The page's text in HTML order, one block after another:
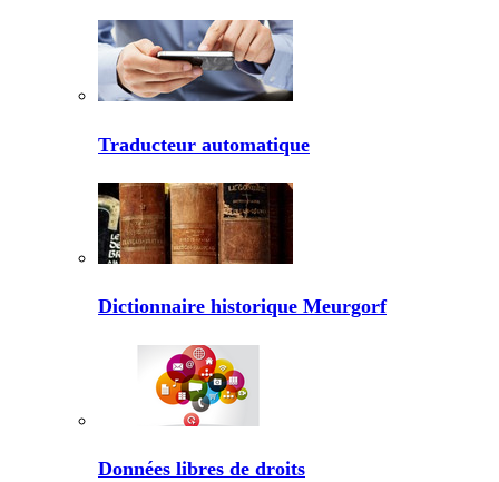
Traducteur automatique
Dictionnaire historique Meurgorf
Données libres de droits